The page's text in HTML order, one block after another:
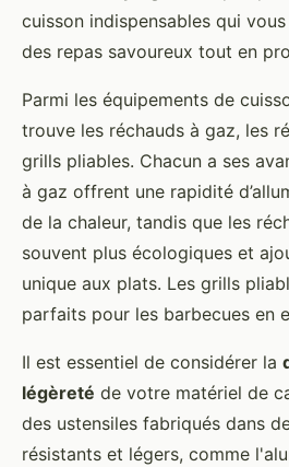
cuisson indispensables qui
des repas savoureux tout en
Parmi les équipements de
trouve les réchauds à gaz, les
grills pliables. Chacun a ses
à gaz offrent une rapidité
de la chaleur, tandis que les
souvent plus écologiques et
unique aux plats. Les grills
parfaits pour les barbecues en
Il est essentiel de considérer la
légèreté de votre matériel de
des ustensiles fabriqués dans
résistants et légers, comme